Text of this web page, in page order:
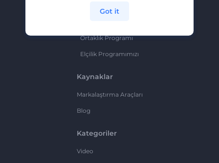
Ortaklık Programı
Elçilik Programımızı
Kaynaklar
Markalaştırma Araçları
Blog
Kategoriler
Video
Got it